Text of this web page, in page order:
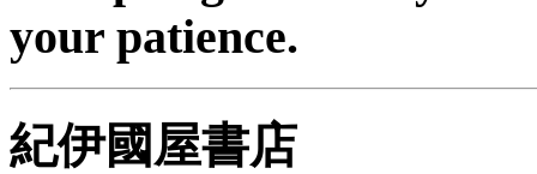
your patience.
紀伊國屋書店